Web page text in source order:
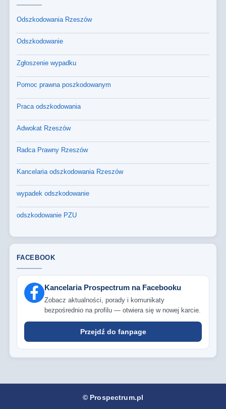
Odszkodowania Rzeszów
Odszkodowanie
Zgłoszenie wypadku
Pomoc prawna poszkodowanym
Praca odszkodowania
Adwokat Rzeszów
Radca Prawny Rzeszów
Kancelaria odszkodowania Rzeszów
wypadek odszkodowanie
odszkodowanie PZU
FACEBOOK
Kancelaria Prospectrum na Facebooku
Zobacz aktualności, porady i komunikaty
bezpośrednio na profilu — otwiera się w nowej karcie.
Przejdź do fanpage
© Prospectrum.pl